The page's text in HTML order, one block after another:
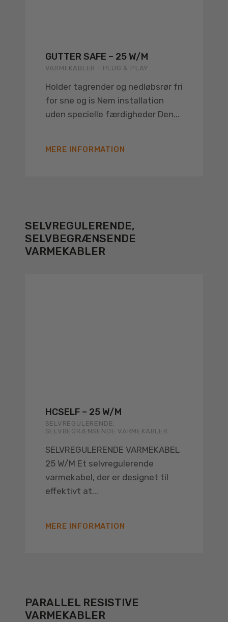
GUTTER SAFE – 25 W/M
VARMEKABLER - PLUG & PLAY
Holder tagrender og nedløbsrør fri
for sne og is Nem installation
uden specielle færdigheder Den...
MERE INFORMATION
SELVREGULERENDE,
SELVBEGRÆNSENDE
VARMEKABLER
HCSELF – 25 W/M
SELVREGULERENDE,
SELVBEGRÆNSENDE VARMEKABLER
SELVREGULERENDE VARMEKABEL
25 W/M Et selvregulerende
varmekabel, der er designet til
effektivt at...
MERE INFORMATION
PARALLEL RESISTIVE
VARMEKABLER